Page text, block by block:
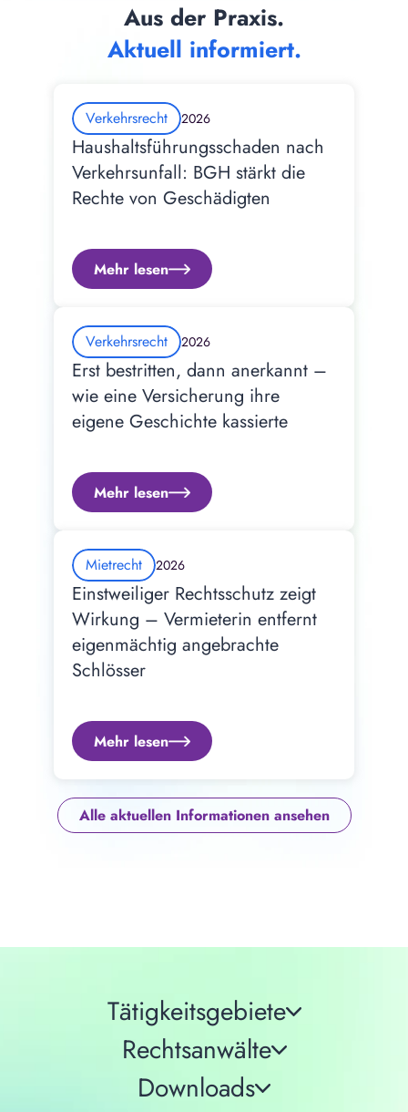
Aus der Praxis.
Aktuell informiert.
Verkehrsrecht 2026
Haushaltsführungsschaden nach
Verkehrsunfall: BGH stärkt die
Rechte von Geschädigten
Mehr lesen
Verkehrsrecht 2026
Erst bestritten, dann anerkannt –
wie eine Versicherung ihre
eigene Geschichte kassierte
Mehr lesen
Mietrecht 2026
Einstweiliger Rechtsschutz zeigt
Wirkung – Vermieterin entfernt
eigenmächtig angebrachte
Schlösser
Mehr lesen
Alle aktuellen Informationen ansehen
Tätigkeitsgebiete
Rechtsanwälte
Downloads